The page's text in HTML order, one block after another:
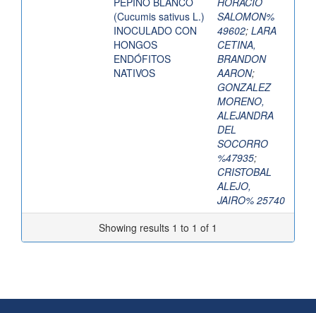
(Cucumis sativus L.)
INOCULADO CON
HONGOS
ENDÓFITOS
NATIVOS
SALOMON%
49602; LARA
CETINA,
BRANDON
AARON;
GONZALEZ
MORENO,
ALEJANDRA
DEL
SOCORRO
%47935;
CRISTOBAL
ALEJO,
JAIRO% 25740
Showing results 1 to 1 of 1